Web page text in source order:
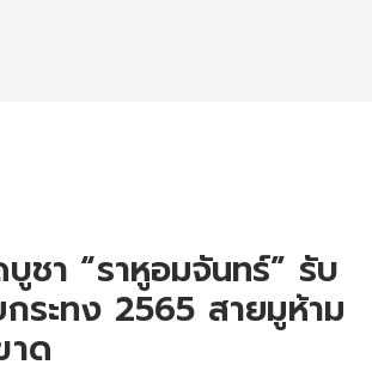
ชา “ราหูอมจันทร์” รับ
ระทง 2565 สายมูห้าม
าด